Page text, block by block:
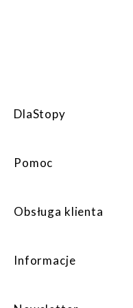
DlaStopy
Pomoc
Obsługa klienta
Informacje